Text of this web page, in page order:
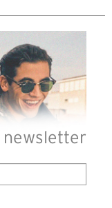
newsletter